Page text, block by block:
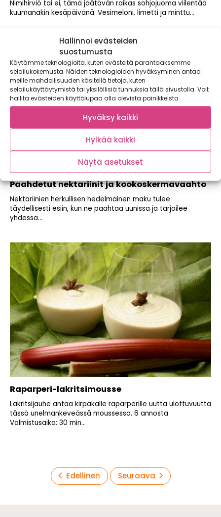
Hallinnoi evästeiden
suostumusta
Käytämme teknologioita, kuten evästeitä parantaaksemme
selailukokemusta. Näiden teknologioiden hyväksyminen antaa
meille mahdollisuuden käsitellä tietoja, kuten
selailukäyttäytymistä tai yksilöllisiä tunnuksia tällä sivustolla. Voit
hallita evästeiden käyttölupaa alla olevista painikkeista.
Hyväksy kaikki
Hylkää kaikki
Näytä asetukset
Nimihirviö tai ei, tämä jäätävän raikas sohjojuoma viilentää
kuumanakin kesäpäivänä. Vesimeloni, limetti ja minttu...
Paahdetut nektariinit ja kookoskermavaahto
Nektariinien herkullisen hedelmäinen maku tulee
täydellisesti esiin, kun ne paahtaa uunissa ja tarjoilee
yhdessä...
Raparperi-lakritsimousse
Lakritsijauhe antaa kirpakalle raparperille uutta ulottuvuutta
tässä unelmankeveässä moussessa. 6 annosta
Valmistusaika: 30 min...
ArtikkelienEdellinen Seuraava